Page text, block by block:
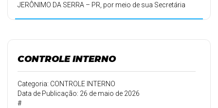
JERÔNIMO DA SERRA – PR, por meio de sua Secretária
durante os jogos da Seleção Brasileira de Futebol na
Copa do Mundo da FIFA
2026.
CONTROLE INTERNO
Categoria: CONTROLE INTERNO
Data de Publicação: 26 de maio de 2026
#